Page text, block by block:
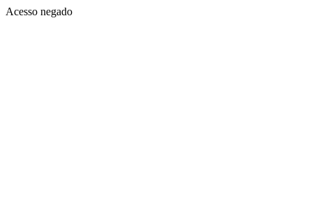
Acesso negado